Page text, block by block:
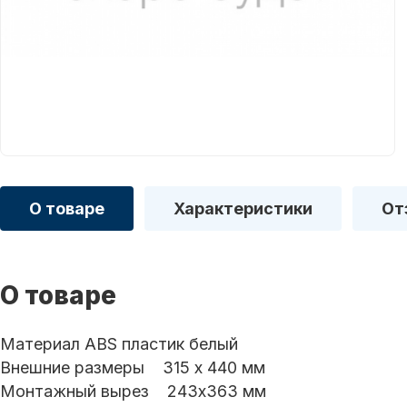
О товаре Характеристики
О товаре
Материал ABS пластик белый
Внешние размеры 315 х 440 мм
Монтажный вырез 243x363 мм